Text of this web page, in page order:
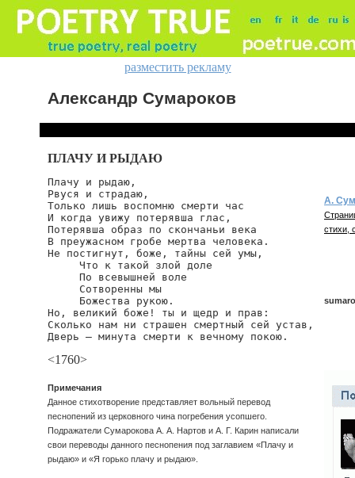
разместить рекламу
Александр Сумароков
ПЛАЧУ И РЫДАЮ
Плачу и рыдаю,
Рвуся и страдаю,
Только лишь воспомню смерти час
И когда увижу потерявша глас,
Потерявша образ по скончаньи века
В преужасном гробе мертва человека.
Не постигнут, боже, тайны сей умы,
     Что к такой злой доле
     По всевышней воле
     Сотворенны мы
     Божества рукою.
Но, великий боже! ты и щедр и прав:
Сколько нам ни страшен смертный сей устав,
Дверь — минута смерти к вечному покою.
<1760>
Примечания
Данное стихотворение представляет вольный перевод
песнопений из церковного чина погребения усопшего.
Подражатели Сумарокова А. А. Нартов и А. Г. Карин написали
свои переводы данного песнопения под заглавием «Плачу и
рыдаю» и «Я горько плачу и рыдаю».
А.
стихи,